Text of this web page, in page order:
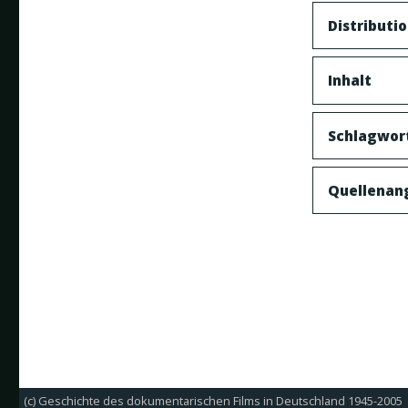
Inhalt
(c) Geschichte des dokumentarischen Films in Deutschland 1945-2005